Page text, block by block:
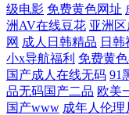
级电影 免费黄色网址
洲AV在线豆花 亚洲区
网 成人日韩精品 日韩
小x导航福利 免费黄
国产成人在线无码 91
品无码国产二品 欧美
国产www 成年人伦理